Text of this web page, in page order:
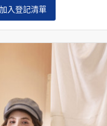
加入登記清單